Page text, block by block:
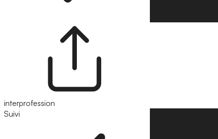
interprofession
Suivi